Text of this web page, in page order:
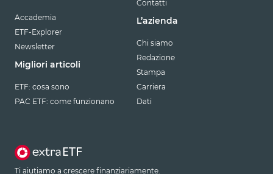
Accademia
ETF-Explorer
Newsletter
Migliori articoli
ETF: cosa sono
PAC ETF: come funzionano
Contatti
L’azienda
Chi siamo
Redazione
Stampa
Carriera
Dati
Ti aiutiamo a crescere finanziariamente.